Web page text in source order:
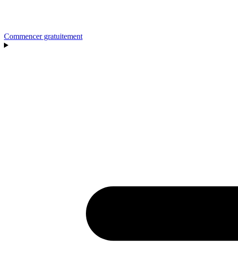
Commencer gratuitement